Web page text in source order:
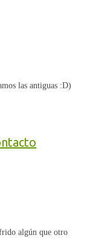
las antiguas :D)
algún que otro